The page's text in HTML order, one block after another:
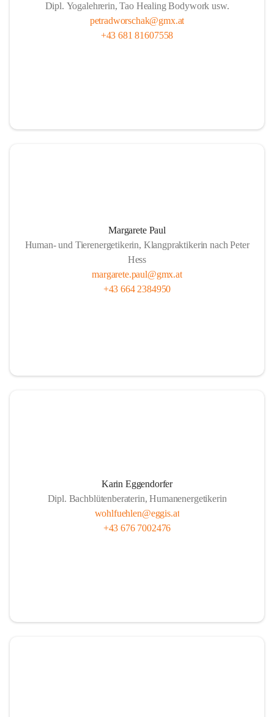
Dipl. Yogalehrerin, Tao Healing Bodywork usw.
petradworschak@gmx.at
+43 681 81607558
Margarete Paul
Human- und Tierenergetikerin, Klangpraktikerin nach Peter
Hess
margarete.paul@gmx.at
+43 664 2384950
Karin Eggendorfer
Dipl. Bachblütenberaterin, Humanenergetikerin
wohlfuehlen@eggis.at
+43 676 7002476